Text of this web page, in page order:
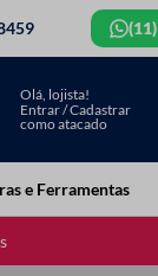
e Ferramentas